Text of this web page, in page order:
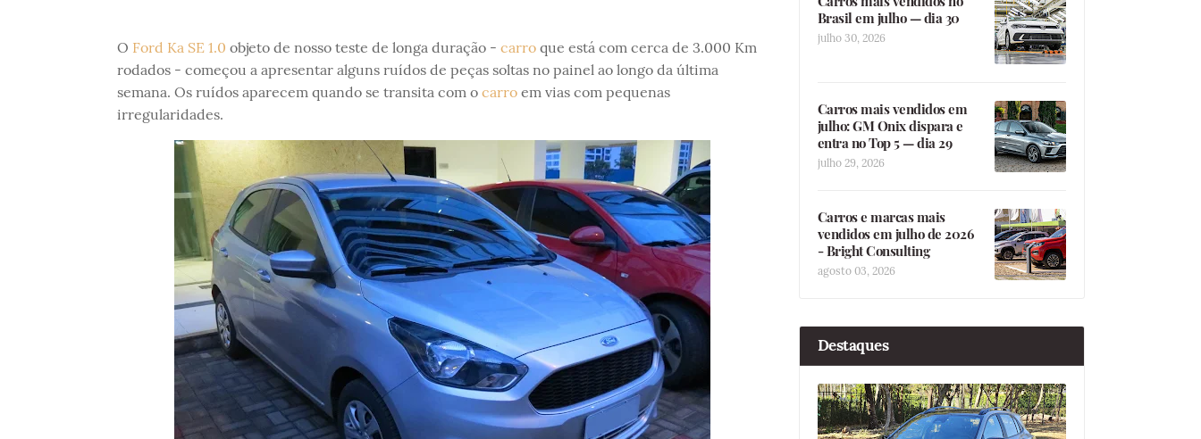
O Ford Ka SE 1.0 objeto de nosso teste de longa duração - carroque está com cerca de 3.000 Km
rodados - começou a apresentar alguns ruídos de peças soltas no painel ao longo da última
semana. Os ruídos aparecem quando se transita com o carroem vias com pequenas
irregularidades.
Brasil em julho — dia 30
julho 30, 2026
Carros mais vendidos em
julho: GM Onix dispara e
entra no Top 5 — dia 29
julho 29, 2026
Carros e marcas mais
vendidos em julho de 2026
- Bright Consulting
agosto 03, 2026
Destaques